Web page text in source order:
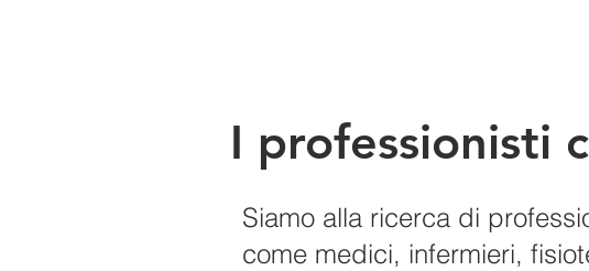
I professionisti
Siamo alla ricerca di
come medici, infermieri,